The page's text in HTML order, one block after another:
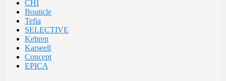
CHI
Bouticle
Tefia
SELECTIVE
Kebren
Karseell
Concept
EPICA